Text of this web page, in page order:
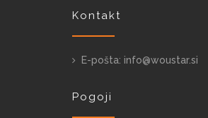
Kontakt
E-pošta: info@woustar.si
Pogoji